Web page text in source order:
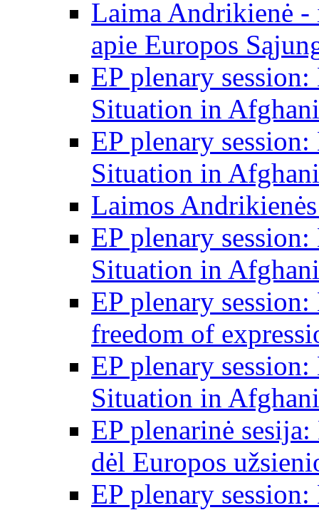
Laima Andrikienė -
apie Europos
EP plenary
Situation in
EP plenary
Situation in
Laimos
EP plenary
Situation in
EP plenary
freedom of
EP plenary
Situation in
EP plenarinė
dėl Europos
EP plenary